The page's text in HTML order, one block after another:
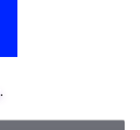
.